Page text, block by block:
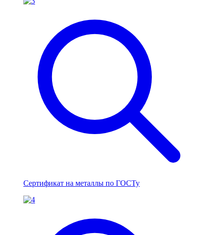
Сертификат на металлы по ГОСТу